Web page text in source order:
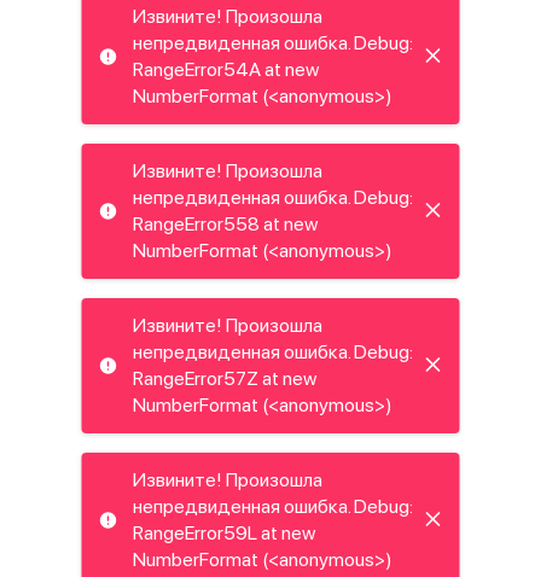
Извините! Произошла
непредвиденная ошибка. Debug:
RangeError54A at new
NumberFormat (<anonymous>)
Извините! Произошла
непредвиденная ошибка. Debug:
RangeError558 at new
NumberFormat (<anonymous>)
Извините! Произошла
непредвиденная ошибка. Debug:
RangeError57Z at new
NumberFormat (<anonymous>)
Извините! Произошла
непредвиденная ошибка. Debug:
RangeError59L at new
NumberFormat (<anonymous>)